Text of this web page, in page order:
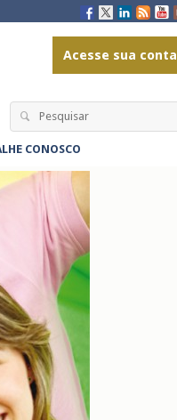
Acesse sua conta
Search for:
CONOSCO